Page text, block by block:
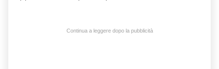
Continua a leggere dopo la pubblicità